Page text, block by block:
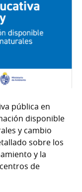
pública en
disponible
y cambio
sobre los
y la
de